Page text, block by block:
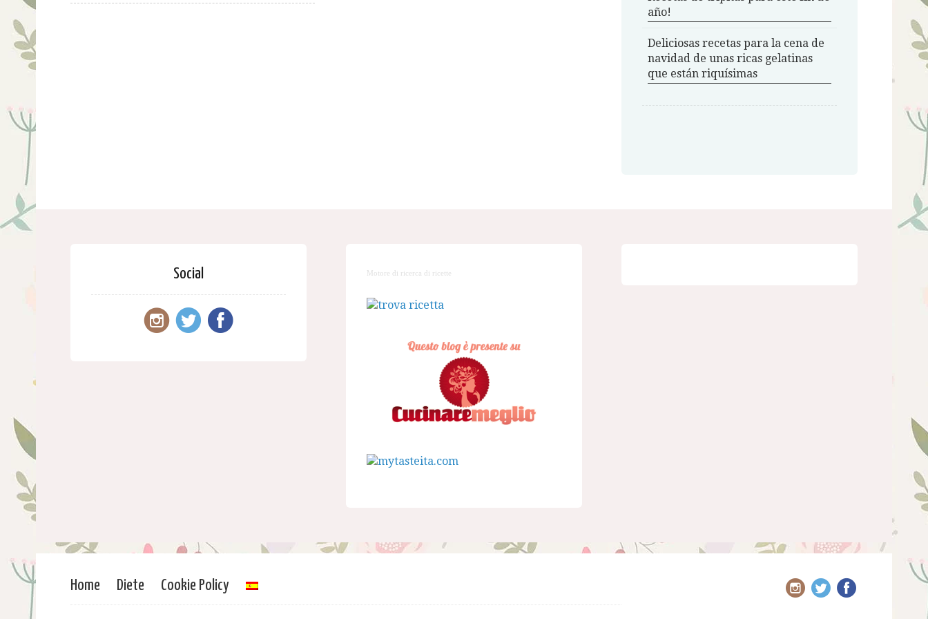
año!
Deliciosas recetas para la cena de
navidad de unas ricas gelatinas
que están riquísimas
Social Motore di ricerca di ricette
Home Diete Cookie Policy